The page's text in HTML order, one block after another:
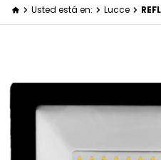
Usted está en: Lucce